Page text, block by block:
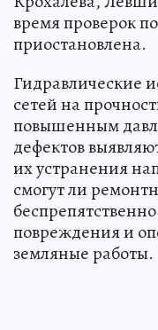
время проверок
приостановлена.
Гидравлические
сетей на
повышенным
дефектов
их устранения
смогут ли
повреждения и
земляные работы.